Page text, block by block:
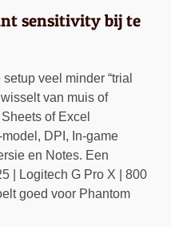
sensitivity bij te
veel minder “trial
van muis of
of Excel
DPI, In-game
en Notes. Een
| Logitech G Pro X | 800
goed voor Phantom